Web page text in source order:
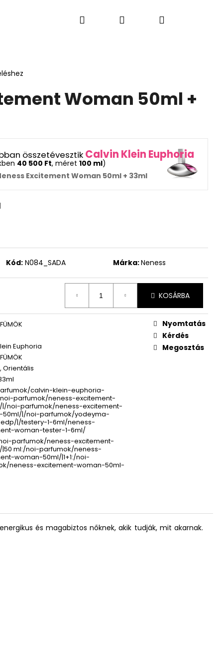
LAKÁSI ÉS AUTÓ ILLATOK
KeresésBejelentkezés
Kosár
Woman 50ml +
összetévesztik Calvin Klein Euphoria
40 500 Ft, méret 100 ml)
Excitement Woman 50ml + 33ml
Kód: N084_SADA Márka:Neness
KOSÁRBA
Euphoria
Orientális
calvin-klein-euphoria-
parfumok/neness-excitement-
noi-parfumok/neness-excitement-
50ml/|/noi-parfumok/yodeyma-
|/testery-1-6ml/neness-
woman-tester-1-6ml/
parfumok/neness-excitement-
ml:/noi-parfumok/neness-
woman-50ml/|1+1:/noi-
neness-excitement-woman-50ml-
Nyomtatás
Kérdés
Megosztás
és magabiztos nőknek, akik tudják, mit akarnak.
ÚJ PARFÜM